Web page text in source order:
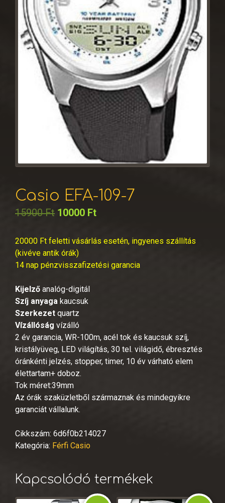
Casio EFA-109-7
15900Ft 10000 Ft
20000 Ft feletti vásárlás esetén, ingyenes szállítás
(kivéve antik órák)
14 nap pénzvisszafizetési garancia
Kijelző analóg-digitál
Szíj anyaga kaucsuk
Szerkezet quartz
Vízállóság vízálló
2 év garancia, WR-100m, acél tok és kaucsuk szíj,
kristályüveg, LED világítás, 30 tel. világidő, ébresztés
óránkénti jelzés, stopper, timer, 10 év várható elem
élettartam+ doboz.
Tok méret:39mm
Az órák szaküzletből származnak és mindegyikre
garanciát vállalunk.
Cikkszám: 6d6f0b214027
Kategória: Férfi Casio
Kapcsolódó termékek